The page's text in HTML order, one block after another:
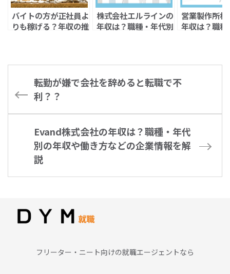
バイトの方が正社員よ
りも稼げる？年収の推
株式会社エルラインの
年収は？職種・年代別
営業製作所
年収は？職種
転勤が嫌で会社を辞めると転職で不
利？？
Evand株式会社の年収は？職種・年代
別の年収や働き方などの企業情報を解
説
フリーター・ニート向けの就職エージェントなら